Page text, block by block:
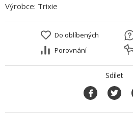
Výrobce: Trixie
Do oblíbených
Porovnání
Sdílet